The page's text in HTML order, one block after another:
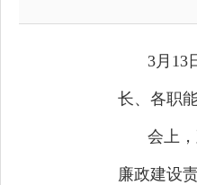
3月13
长、各职
会上
廉政建设